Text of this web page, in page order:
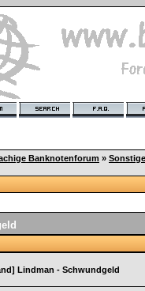
Banknotenforum »
Lindman - Schwundgeld